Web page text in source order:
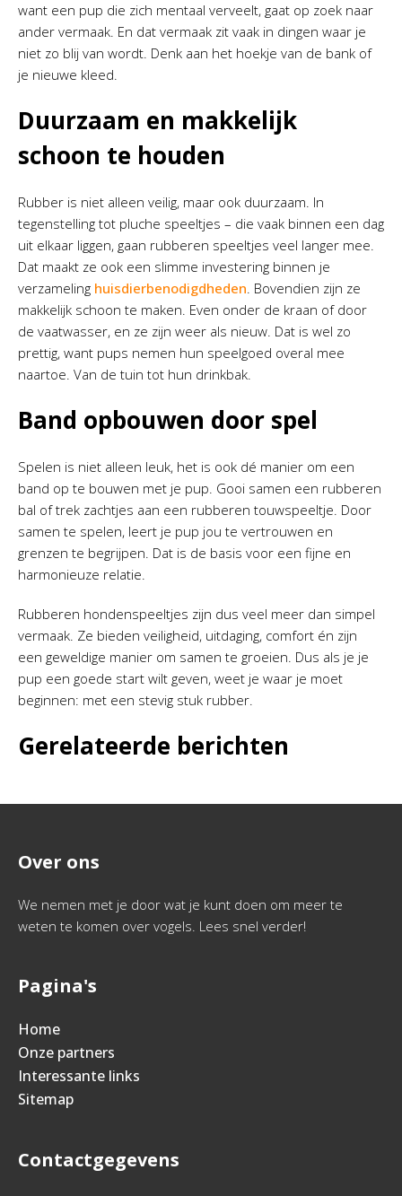
want een pup die zich mentaal verveelt, gaat op zoek naar
ander vermaak. En dat vermaak zit vaak in dingen waar je
niet zo blij van wordt. Denk aan het hoekje van de bank of
je nieuwe kleed.
Duurzaam en makkelijk
schoon te houden
Rubber is niet alleen veilig, maar ook duurzaam. In
tegenstelling tot pluche speeltjes – die vaak binnen een dag
uit elkaar liggen, gaan rubberen speeltjes veel langer mee.
Dat maakt ze ook een slimme investering binnen je
verzameling huisdierbenodigdheden. Bovendien zijn ze
makkelijk schoon te maken. Even onder de kraan of door
de vaatwasser, en ze zijn weer als nieuw. Dat is wel zo
prettig, want pups nemen hun speelgoed overal mee
naartoe. Van de tuin tot hun drinkbak.
Band opbouwen door spel
Spelen is niet alleen leuk, het is ook dé manier om een
band op te bouwen met je pup. Gooi samen een rubberen
bal of trek zachtjes aan een rubberen touwspeeltje. Door
samen te spelen, leert je pup jou te vertrouwen en
grenzen te begrijpen. Dat is de basis voor een fijne en
harmonieuze relatie.
Rubberen hondenspeeltjes zijn dus veel meer dan simpel
vermaak. Ze bieden veiligheid, uitdaging, comfort én zijn
een geweldige manier om samen te groeien. Dus als je je
pup een goede start wilt geven, weet je waar je moet
beginnen: met een stevig stuk rubber.
Gerelateerde berichten
Over ons
We nemen met je door wat je kunt doen om meer te
weten te komen over vogels. Lees snel verder!
Pagina's
Home
Onze partners
Interessante links
Sitemap
Contactgegevens